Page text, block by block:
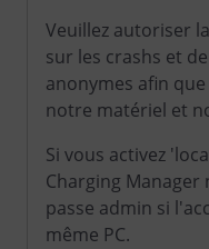
Veuillez autoriser
sur les crashs et
anonymes afin
notre matériel et
Si vous activez
Charging
passe admin si
même PC.